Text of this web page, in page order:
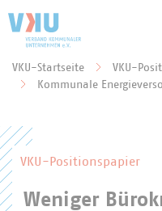
Sie befinden sich hier:
VKU-Startseite
VKU-
Kommunale
VKU-Positionspapier
Weniger